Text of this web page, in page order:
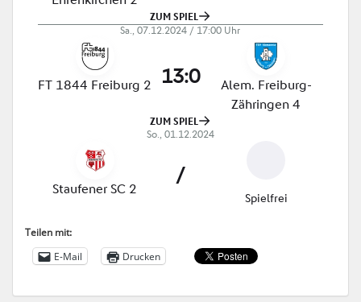
Teilen mit:
E-Mail
Drucken